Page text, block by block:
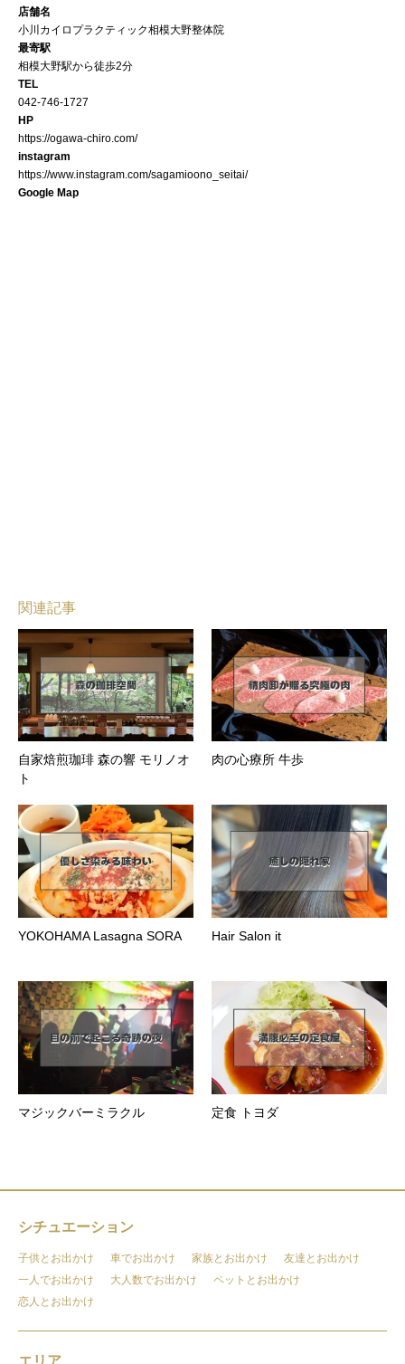
店舗名
小川カイロプラクティック相模大野整体院
最寄駅
相模大野駅から徒歩2分
TEL
042-746-1727
HP
https://ogawa-chiro.com/
instagram
https://www.instagram.com/sagamioono_seitai/
Google Map
関連記事
自家焙煎珈琲 森の響 モリノオ
ト
肉の心療所 牛歩
YOKOHAMA Lasagna SORA Hair Salon it
マジックバーミラクル 定食 トヨダ
シチュエーション
子供とお出かけ 車でお出かけ 家族とお出かけ
友達とお出かけ
一人でお出かけ
大人数でお出かけ
ペットとお出かけ
恋人とお出かけ